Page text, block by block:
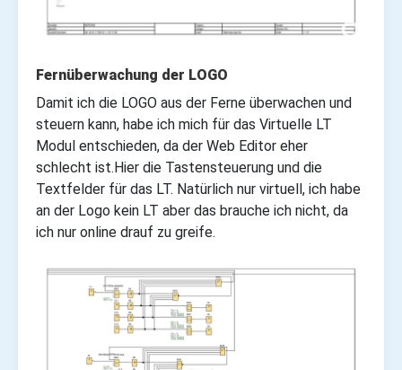
Fernüberwachung der LOGO
Damit ich die LOGO aus der Ferne überwachen und
steuern kann, habe ich mich für das Virtuelle LT
Modul entschieden, da der Web Editor eher
schlecht ist.Hier die Tastensteuerung und die
Textfelder für das LT. Natürlich nur virtuell, ich habe
an der Logo kein LT aber das brauche ich nicht, da
ich nur online drauf zu greife.